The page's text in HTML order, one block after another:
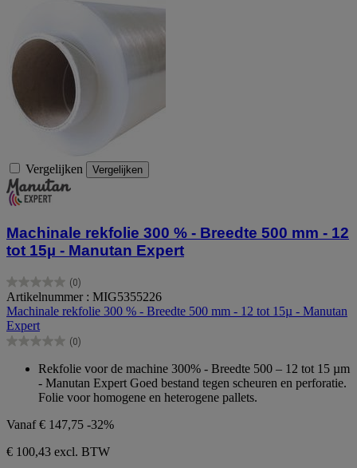
Vergelijken Vergelijken
Machinale rekfolie 300 % - Breedte 500 mm - 12
tot 15µ - Manutan Expert
(0)
0.0
van
de
5
sterren.
Artikelnummer : MIG5355226
Machinale rekfolie 300 % - Breedte 500 mm - 12 tot 15µ - Manutan
Expert
(0)
0.0
sterren.
Rekfolie voor de machine 300% - Breedte 500 – 12 tot 15 µm
- Manutan Expert Goed bestand tegen scheuren en perforatie.
Folie voor homogene en heterogene pallets.
Vanaf€ 147,75 -32%
€ 100,43 excl. BTW